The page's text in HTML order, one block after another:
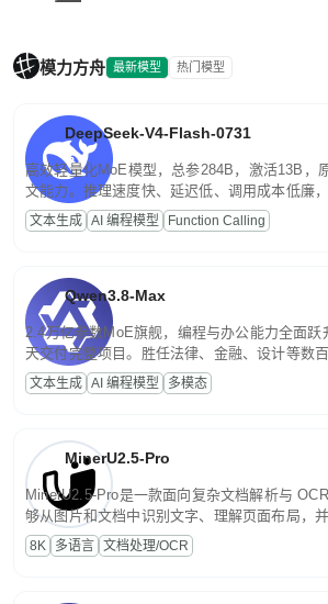
模力方舟 最新模型 热门模型
DeepSeek-V4-Flash-0731
高效轻量化MoE模型，总参284B，激活13B，
文能力。推理速度快、延迟低、调用成本低廉
高并发、轻量化任务，适合日常对话、内容创
文案处理等普惠刚需场景。
文本生成 AI 编程模型 Function Calling
Qwen3.8-Max
2.4万亿参数MoE旗舰，编程与办公能力全面跃
天交付完整项目。胜任法律、金融、设计等数
话端到端交付生产级成果。原生视觉理解贯穿
程，支持超长文档与长视频的深度语义解析。
文本生成 AI 编程模型 多模态
MinerU2.5-Pro
MinerU2.5-Pro是一款面向复杂文档解析与
够从图片和文档中识别文字、理解页面布局，
为便于存储、检索和二次处理的结构化结果。
8K 多语言 文档处理/OCR